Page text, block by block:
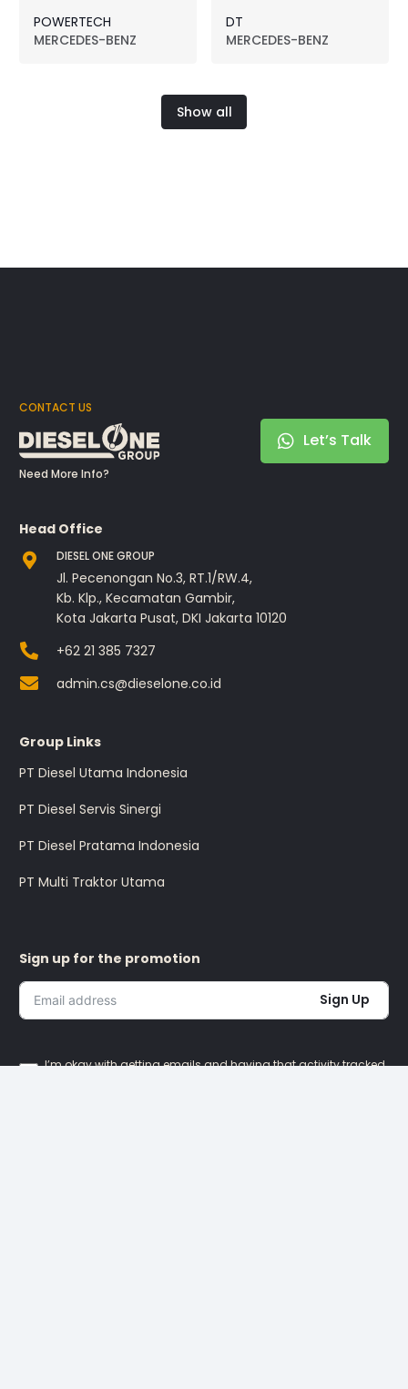
POWERTECH
MERCEDES-BENZ
DT
MERCEDES-BENZ
Show all
CONTACT US
Need More Info?
Let’s Talk
Head Office
DIESEL ONE GROUP
Jl. Pecenongan No.3, RT.1/RW.4,
Kb. Klp., Kecamatan Gambir,
Kota Jakarta Pusat, DKI Jakarta 10120
+62 21 385 7327
admin.cs@dieselone.co.id
Group Links
PT Diesel Utama Indonesia
PT Diesel Servis Sinergi
PT Diesel Pratama Indonesia
PT Multi Traktor Utama
Sign up for the promotion
Sign Up
I’m okay with getting emails and having that activity tracked